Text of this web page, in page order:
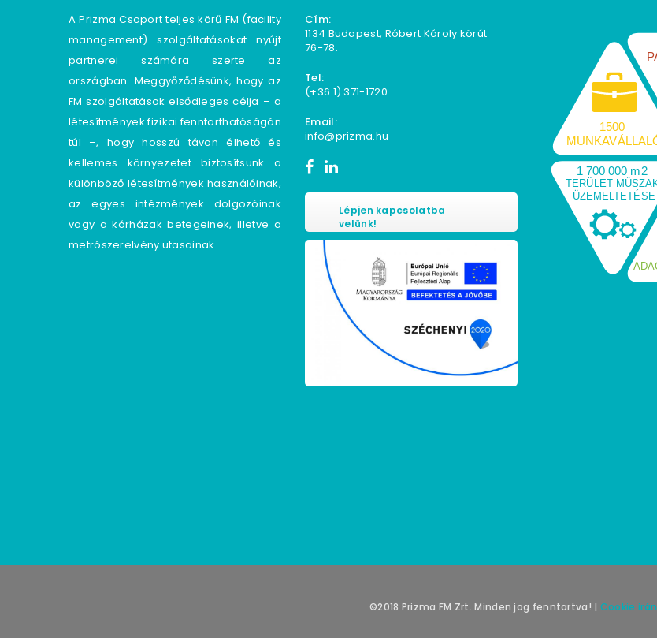
A Prizma Csoport teljes körű FM (facility
management) szolgáltatásokat nyújt
partnerei számára szerte az
országban. Meggyőződésünk, hogy az
FM szolgáltatások elsődleges célja – a
létesítmények fizikai fenntarthatóságán
túl –, hogy hosszú távon élhető és
kellemes környezetet biztosítsunk a
különböző létesítmények használóinak,
az egyes intézmények dolgozóinak
vagy a kórházak betegeinek, illetve a
metrószerelvény utasainak.
Cím:
1134 Budapest, Róbert Károly körút
76−78.
Tel:
(+36 1) 371-1720
Email:
info@prizma.hu
Lépjen kapcsolatba
velünk!
1 700 000 m2
TERÜLET
ÜZEMELTETÉSE
1500
©2018 Prizma FM Zrt. Minden jog fenntartva! | Cookie